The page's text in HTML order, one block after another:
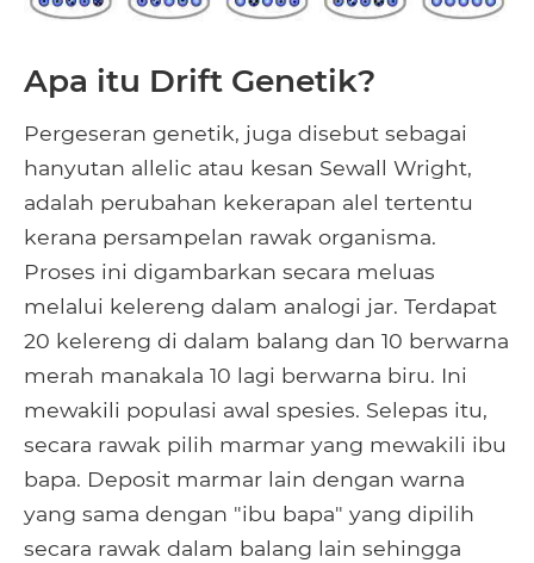
Apa itu Drift Genetik?
Pergeseran genetik, juga disebut sebagai
hanyutan allelic atau kesan Sewall Wright,
adalah perubahan kekerapan alel tertentu
kerana persampelan rawak organisma.
Proses ini digambarkan secara meluas
melalui kelereng dalam analogi jar. Terdapat
20 kelereng di dalam balang dan 10 berwarna
merah manakala 10 lagi berwarna biru. Ini
mewakili populasi awal spesies. Selepas itu,
secara rawak pilih marmar yang mewakili ibu
bapa. Deposit marmar lain dengan warna
yang sama dengan "ibu bapa" yang dipilih
secara rawak dalam balang lain sehingga